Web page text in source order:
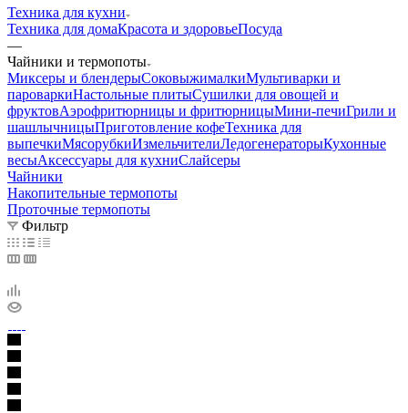
Техника для кухни
Техника для домаКрасота и здоровьеПосуда
—
Чайники и термопоты
Миксеры и блендерыСоковыжималкиМультиварки и
пароваркиНастольные плитыСушилки для овощей и
фруктовАэрофритюрницы и фритюрницыМини-печиГрили и
шашлычницыПриготовление кофеТехника для
выпечкиМясорубкиИзмельчителиЛедогенераторыКухонные
весыАксессуары для кухниСлайсеры
Чайники
Накопительные термопоты
Проточные термопоты
Фильтр